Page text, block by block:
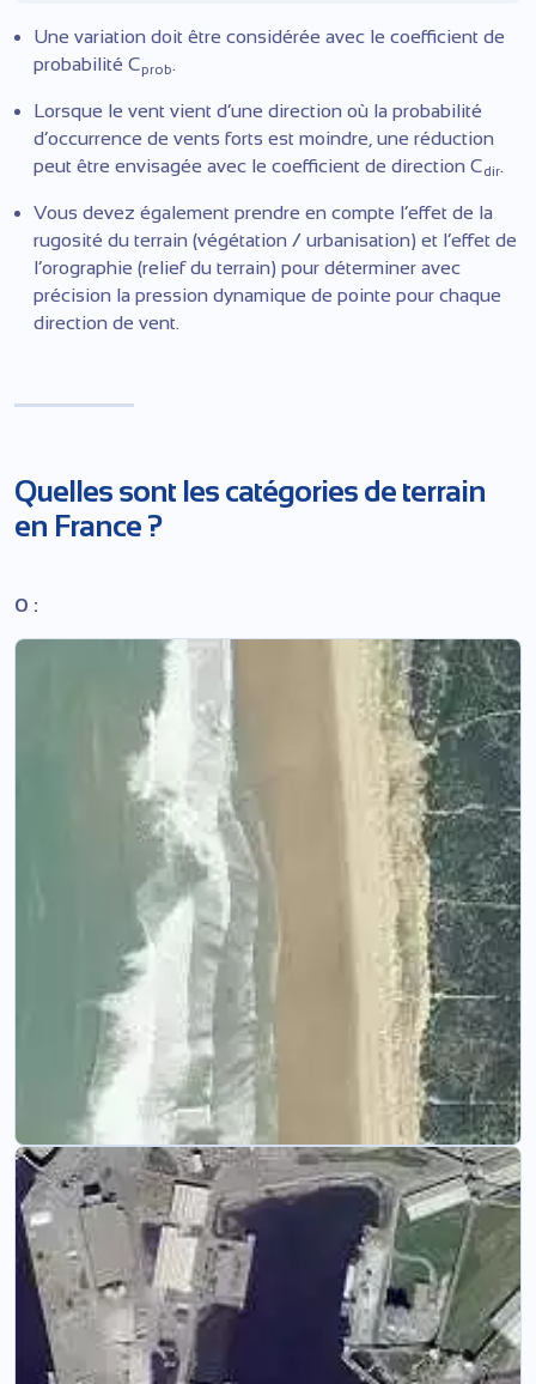
Une variation doit être considérée avec le coefficient de
probabilité Cprob.
Lorsque le vent vient d’une direction où la probabilité
d’occurrence de vents forts est moindre, une réduction
peut être envisagée avec le coefficient de direction Cdir.
Vous devez également prendre en compte l’effet de la
rugosité du terrain (végétation / urbanisation) et l’effet de
l’orographie (relief du terrain) pour déterminer avec
précision la pression dynamique de pointe pour chaque
direction de vent.
Quelles sont les catégories de terrain
en France ?
0 :